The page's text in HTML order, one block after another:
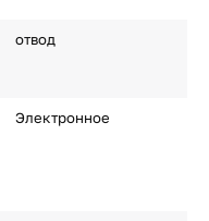
отвод
Электронное